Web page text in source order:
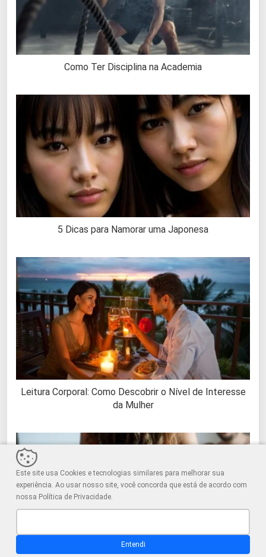
Como Ter Disciplina na Academia
5 Dicas para Namorar uma Japonesa
Leitura Corporal: Como Descobrir o Nível de Interesse
da Mulher
Este site usa Cookies e tecnologias similares para melhorar sua
experiência. Ao usar nosso site, você concorda que está de acordo com
nossa Política de Privacidade.
Entendi